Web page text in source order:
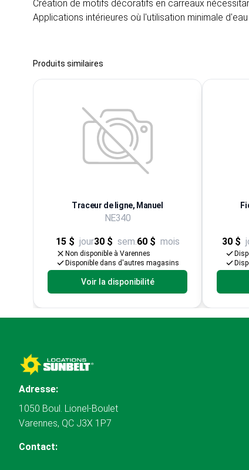
Création de motifs décoratifs en carreaux
Applications intérieures où l'utilisation minimale
Produits similaires
Traceur de ligne, Manuel
NE340
15 $ jour30 $ sem.60 $ mois
Non disponible à Varennes
Disponible dans d'autres magasins
Voir la disponibilité
30 $
Adresse:
1050 Boul. Lionel-Boulet
Varennes, QC J3X 1P7
Contact: